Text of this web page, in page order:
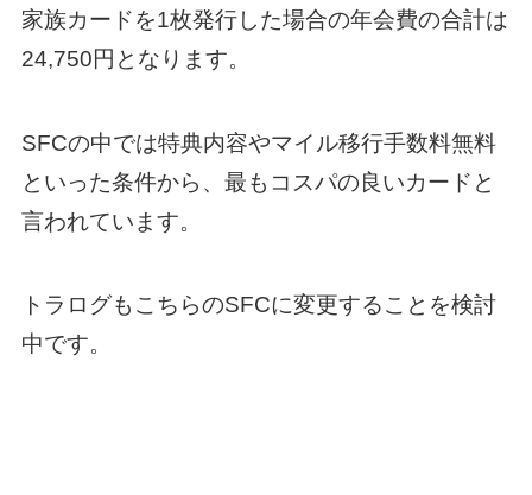
家族カードを1枚発行した場合の年会費の合計は
24,750円となります。
SFCの中では特典内容やマイル移行手数料無料
といった条件から、最もコスパの良いカードと
言われています。
トラログもこちらのSFCに変更することを検討
中です。